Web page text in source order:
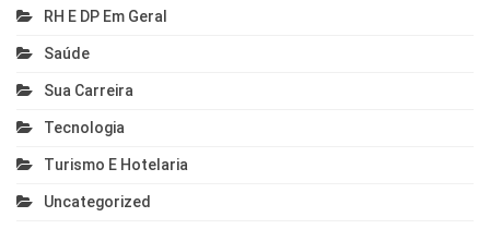
RH E DP Em Geral
Saúde
Sua Carreira
Tecnologia
Turismo E Hotelaria
Uncategorized